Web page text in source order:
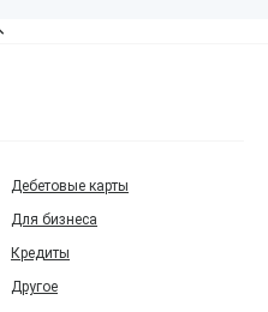
Дебетовые карты
Для бизнеса
Кредиты
Другое